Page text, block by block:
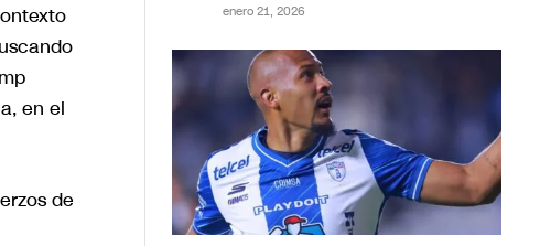
en el
de
enero 21, 2026